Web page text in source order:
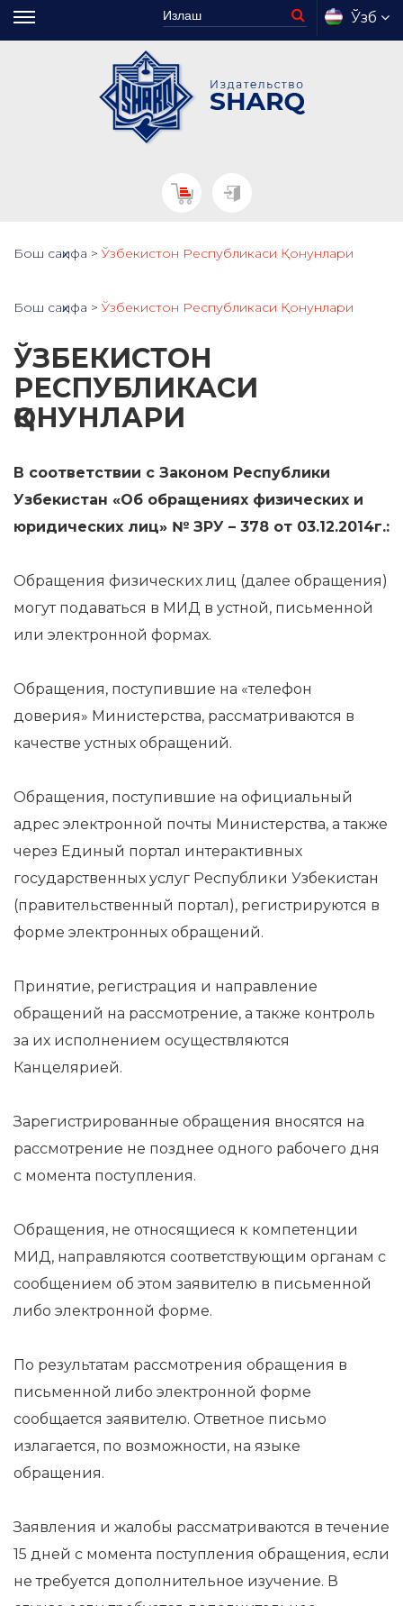
Ўзб
Бош саҳифа > Ўзбекистон Республикаси Қонунлари
Бош саҳифа > Ўзбекистон Республикаси Қонунлари
ЎЗБЕКИСТОН
РЕСПУБЛИКАСИ
ҚОНУНЛАРИ
В соответствии с Законом Республики
Узбекистан «Об обращениях физических и
юридических лиц» № ЗРУ – 378 от 03.12.2014г.:
Обращения физических лиц (далее обращения)
могут подаваться в МИД в устной, письменной
или электронной формах.
Обращения, поступившие на «телефон
доверия» Министерства, рассматриваются в
качестве устных обращений.
Обращения, поступившие на официальный
адрес электронной почты Министерства, а также
через Единый портал интерактивных
государственных услуг Республики Узбекистан
(правительственный портал), регистрируются в
форме электронных обращений.
Принятие, регистрация и направление
обращений на рассмотрение, а также контроль
за их исполнением осуществляются
Канцелярией.
Зарегистрированные обращения вносятся на
рассмотрение не позднее одного рабочего дня
с момента поступления.
Обращения, не относящиеся к компетенции
МИД, направляются соответствующим органам с
сообщением об этом заявителю в письменной
либо электронной форме.
По результатам рассмотрения обращения в
письменной либо электронной форме
сообщается заявителю. Ответное письмо
излагается, по возможности, на языке
обращения.
Заявления и жалобы рассматриваются в течение
15 дней с момента поступления обращения, если
не требуется дополнительное изучение. В